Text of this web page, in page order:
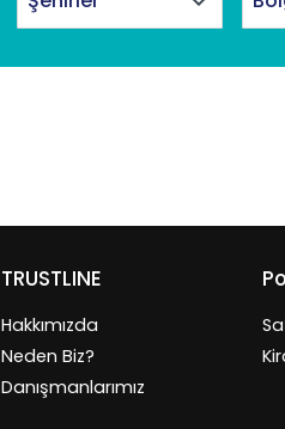
TRUSTLINE
Hakkımızda
Neden Biz?
Danışmanlarımız